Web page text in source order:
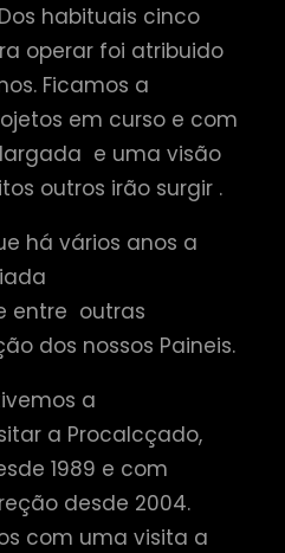
habituais cinco
operar foi atribuido
Ficamos a
em curso e com
e uma visão
outros irão surgir .
há vários anos a
entre outras
dos nossos Paineis.
a
a Procalcçado,
1989 e com
desde 2004.
com uma visita a